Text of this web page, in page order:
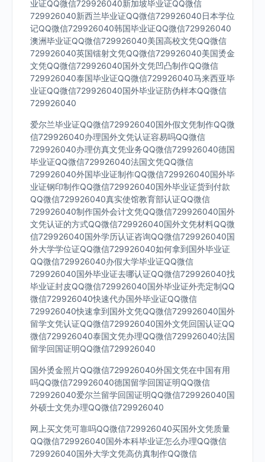
业证QQ微信729926040新加坡毕业证QQ微信
729926040新西兰毕业证QQ微信729926040日本学位
记QQ微信729926040韩国毕业证QQ微信729926040
澳洲毕业证QQ微信729926040美国高校文凭QQ微信
729926040英国镭射文凭QQ微信729926040美国烫金
文凭QQ微信729926040国外文凭凹凸制作QQ微信
729926040泰国毕业证QQ微信729926040马来西亚毕
业证QQ微信729926040国外毕业证防伪样本QQ微信
729926040
爱尔兰毕业证QQ微信729926040国外假文凭制作QQ微
信729926040办理国外文凭认证容易吗QQ微信
729926040办理仿真文凭业务QQ微信729926040德国
毕业证QQ微信729926040法国文凭QQ微信
729926040外国毕业证制作QQ微信729926040国外毕
业证钢印制作QQ微信729926040国外毕业证货到付款
QQ微信729926040真实使馆教育部认证QQ微信
729926040制作国外会计文凭QQ微信729926040国外
文凭认证的方式QQ微信729926040国外文凭材料QQ微
信729926040国外学历认证咨询QQ微信729926040国
外大学学位证QQ微信729926040如何拿到国外毕业证
QQ微信729926040办假大学毕业证QQ微信
729926040国外毕业证去哪认证QQ微信729926040找
毕业证封皮QQ微信729926040国外毕业证外壳定制QQ
微信729926040快速代办国外毕业证QQ微信
729926040快速拿到国外文凭QQ微信729926040国外
留学文凭认证QQ微信729926040国外文凭回国认证QQ
微信729926040泰国文凭办理QQ微信729926040法国
留学回国证明QQ微信729926040
国外烫金照片QQ微信729926040外国文凭在中国有用
吗QQ微信729926040德国留学回国证明QQ微信
729926040爱尔兰留学回国证明QQ微信729926040国
外硕士文凭办理QQ微信729926040
网上买文凭可靠吗QQ微信729926040买国外文凭质量
QQ微信729926040国外本科毕业证怎么办理QQ微信
729926040国外大学文凭高仿真制作QQ微信